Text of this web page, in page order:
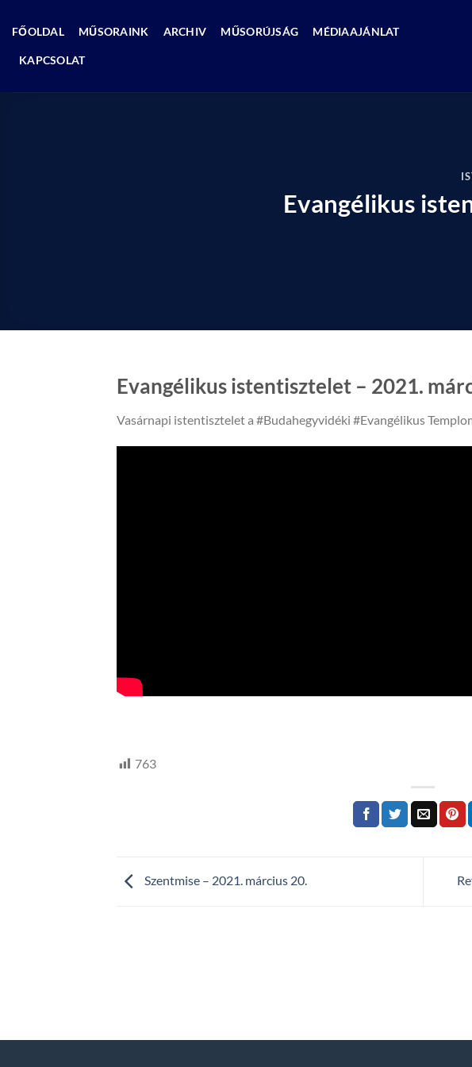
FŐOLDAL MŰSORAINK ARCHIV MŰSORÚJSÁG MÉDIAAJÁNLAT
KAPCSOLAT
Evangélikus
Evangélikus istentisztelet – 2021.
Vasárnapi istentisztelet a #Budahegyvidéki #Evangélikus
763
Szentmise – 2021. március 20.